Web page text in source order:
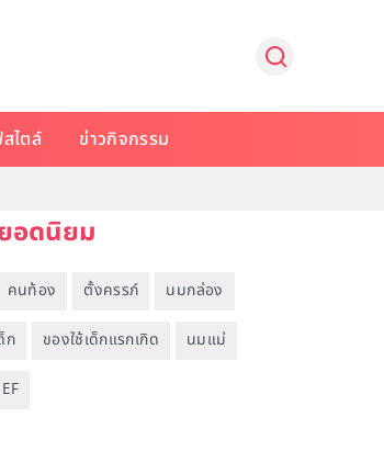
ไตล์ ข่าวกิจกรรม
อดนิยม
คนท้อง ตั้งครรภ์ นมกล่อง
ก ของใช้เด็กแรกเกิด นมแม่